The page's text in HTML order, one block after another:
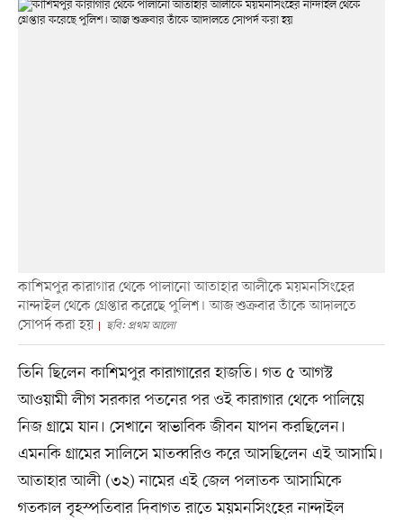
কাশিমপুর কারাগার থেকে পালানো আতাহার আলীকে ময়মনসিংহের
নান্দাইল থেকে গ্রেপ্তার করেছে পুলিশ। আজ শুক্রবার তাঁকে আদালতে
সোপর্দ করা হয়
ছবি: প্রথম আলো
তিনি ছিলেন কাশিমপুর কারাগারের হাজতি। গত ৫ আগস্ট
আওয়ামী লীগ সরকার পতনের পর ওই কারাগার থেকে পালিয়ে
নিজ গ্রামে যান। সেখানে স্বাভাবিক জীবন যাপন করছিলেন।
এমনকি গ্রামের সালিসে মাতব্বরিও করে আসছিলেন এই আসামি।
আতাহার আলী (৩২) নামের এই জেল পলাতক আসামিকে
গতকাল বৃহস্পতিবার দিবাগত রাতে ময়মনসিংহের নান্দাইল